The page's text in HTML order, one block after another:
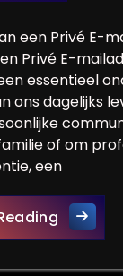
een Privé E-
Privé E-
essentieel
ons dagelijks
of om
een
Het